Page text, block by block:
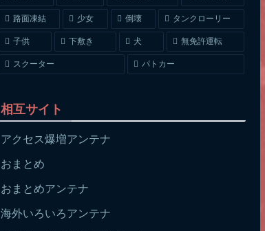
路面凍結 少女 倒壊 タンクローリー
子供 下敷き 犬 無免許運転
スクーター パトカー
相互サイト
アクセス爆増アンテナ
おまとめ
おまとめアンテナ
海外いろいろアンテナ